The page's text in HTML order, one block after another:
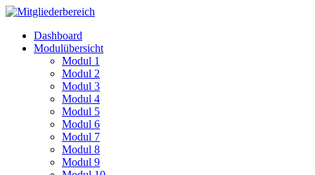
Dashboard
Modulübersicht
Modul 1
Modul 2
Modul 3
Modul 4
Modul 5
Modul 6
Modul 7
Modul 8
Modul 9